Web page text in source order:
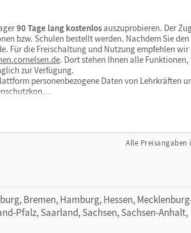
90 Tage lang kostenlosauszuprobieren. Der
bzw. Schulen bestellt werden. Nachdem Sie den
Für die Freischaltung und Nutzung empfehlen wir
. Dort stehen Ihnen alle Funktionen,
zur Verfügung.
personenbezogene Daten von Lehrkräften
Alle Preisangaben
Bremen, Hamburg, Hessen,
Pfalz, Saarland, Sachsen, Sachsen-Anhalt,